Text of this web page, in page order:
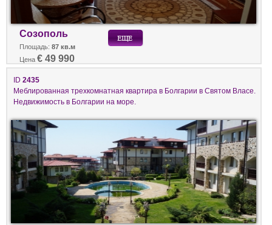
Созополь
Площадь: 87 кв.м
Цена € 49 990
ID 2435
Меблированная трехкомнатная квартира в Болгарии в Святом Власе.
Недвижимость в Болгарии на море.